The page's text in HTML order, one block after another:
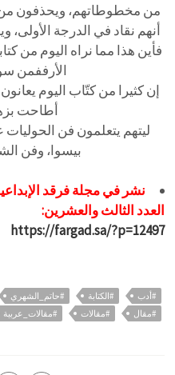
من مخطوطاتهم، ويحذفون من
أنهم نقاد في الدرجة الأولى،
فأين هذا مما نراه اليوم من
الأرففمن
إن كثيرا من كتّاب اليوم
أطاحت
ليتهم يتعلمون فن
بيسوا، وفن
نشر في مجلة فرقد
العدد الثالث والعشرين:
https://fargad.sa/?p=12497
#أدب #الكتابة #حاتم_الشهري
#مقال
#مقالات #مقالات_عربية